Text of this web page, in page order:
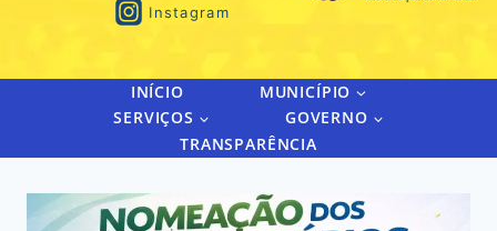
Instagram
INÍCIO
MUNICÍPIO
SERVIÇOS
GOVERNO
TRANSPARÊNCIA